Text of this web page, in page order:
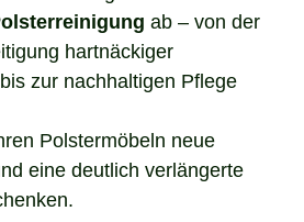
ab – von der
hartnäckiger
zur nachhaltigen Pflege
Polstermöbeln neue
eine deutlich verlängerte